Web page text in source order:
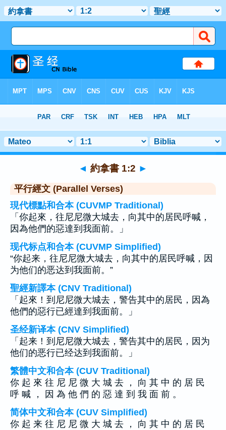
> 聖經金句 2
◄ 約拿書 1:2 ►
平行經文 (Parallel Verses)
現代標點和合本 (CUVMP Traditional)
「你起來，往尼尼微大城去，向其中的居民呼喊，
因為他們的惡達到我面前。」
现代标点和合本 (CUVMP Simplified)
“你起来，往尼尼微大城去，向其中的居民呼喊，因
为他们的恶达到我面前。”
聖經新譯本 (CNV Traditional)
「起來！到尼尼微大城去，警告其中的居民，因為
他們的惡行已經達到我面前。」
圣经新译本 (CNV Simplified)
「起来！到尼尼微大城去，警告其中的居民，因为
他们的恶行已经达到我面前。」
繁體中文和合本 (CUV Traditional)
你 起 來 往 尼 尼 微 大 城 去 ， 向 其 中 的 居 民
呼 喊 ， 因 為 他 們 的 惡 達 到 我 面 前 。
简体中文和合本 (CUV Simplified)
你 起 来 往 尼 尼 微 大 城 去 ， 向 其 中 的 居 民